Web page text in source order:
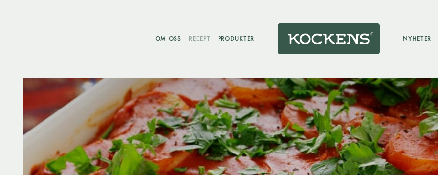
OM OSS RECEPT PRODUKTER NYHETER